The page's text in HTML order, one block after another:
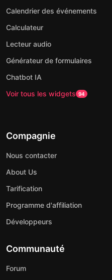
Calendrier des événements
Calculateur
Lecteur audio
Générateur de formulaires
Chatbot IA
Voir tous les widgets 94
Compagnie
Nous contacter
About Us
Tarification
Programme d'affiliation
Développeurs
Communauté
Forum